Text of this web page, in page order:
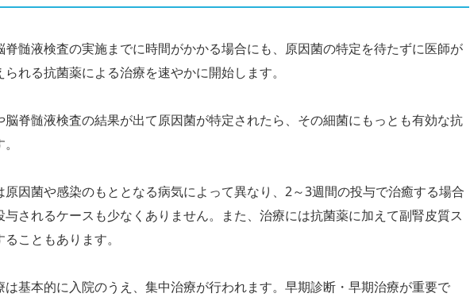
脊髄液検査の実施までに時間がかかる場合にも、原因菌の特定を待たずに医師が
れる抗菌薬による治療を速やかに開始します。
脳脊髄液検査の結果が出て原因菌が特定されたら、その細菌にもっとも有効な抗
因菌や感染のもととなる病気によって異なり、2～3週間の投与で治癒する場合
与されるケースも少なくありません。また、治療には抗菌薬に加えて副腎皮質ス
こともあります。
は基本的に入院のうえ、集中治療が行われます。早期診断・早期治療が重要で